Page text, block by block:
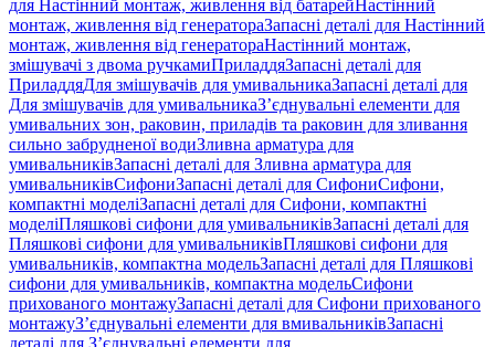
для Настінний монтаж, живлення від батарейНастінний
монтаж, живлення від генератораЗапасні деталі для Настінний
монтаж, живлення від генератораНастінний монтаж,
змішувачі з двома ручкамиПриладдяЗапасні деталі для
ПриладдяДля змішувачів для умивальникаЗапасні деталі для
Для змішувачів для умивальникаЗ’єднувальні елементи для
умивальних зон, раковин, приладів та раковин для зливання
сильно забрудненої водиЗливна арматура для
умивальниківЗапасні деталі для Зливна арматура для
умивальниківСифониЗапасні деталі для СифониСифони,
компактні моделіЗапасні деталі для Сифони, компактні
моделіПляшкові сифони для умивальниківЗапасні деталі для
Пляшкові сифони для умивальниківПляшкові сифони для
умивальників, компактна модельЗапасні деталі для Пляшкові
сифони для умивальників, компактна модельСифони
прихованого монтажуЗапасні деталі для Сифони прихованого
монтажуЗ’єднувальні елементи для вмивальниківЗапасні
деталі для З’єднувальні елементи для